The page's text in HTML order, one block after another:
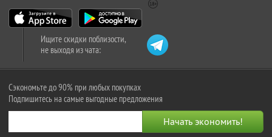
Ищите скидки поблизости,
не выходя из чата:
Сэкономьте до 90% при любых покупках
Подпишитесь на самые выгодные предложения